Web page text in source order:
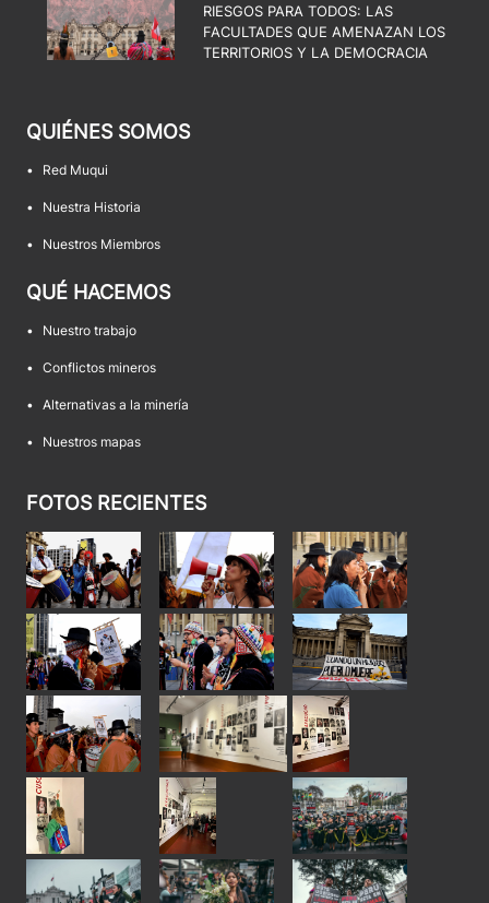
RIESGOS PARA TODOS: LAS
FACULTADES QUE AMENAZAN LOS
TERRITORIOS Y LA DEMOCRACIA
QUIÉNES SOMOS
• Red Muqui
• Nuestra Historia
• Nuestros Miembros
QUÉ HACEMOS
• Nuestro trabajo
• Conflictos mineros
• Alternativas a la minería
• Nuestros mapas
FOTOS RECIENTES